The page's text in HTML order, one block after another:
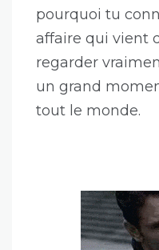
pourquoi tu
affaire qui vient
regarder
un grand
tout le monde.